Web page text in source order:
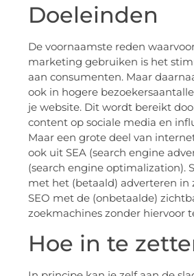
Doeleinden
De voornaamste reden
marketing gebruiken is het
aan consumenten. Maar
ook in hogere
je website. Dit wordt bereikt
content op sociale media en
Maar een grote deel van
ook uit SEA (search engine
(search engine optimalization).
met het (betaald) adverteren in
SEO met de (onbetaalde)
zoekmachines zonder hiervoor
Hoe in te